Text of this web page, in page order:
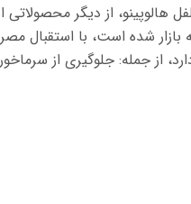
از دیگر محصولاتی
شده است، با استقبال
از جمله: جلوگیری از